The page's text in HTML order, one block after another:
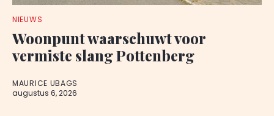
NIEUWS
Woonpunt waarschuwt voor
vermiste slang Pottenberg
MAURICE UBAGS
augustus 6, 2026